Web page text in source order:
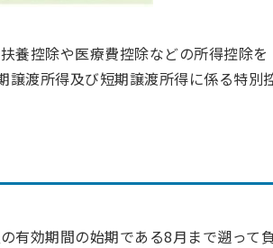
養控除や医療費控除などの所得控除を
譲渡所得及び短期譲渡所得に係る特別
有効期間の始期である8月まで遡って